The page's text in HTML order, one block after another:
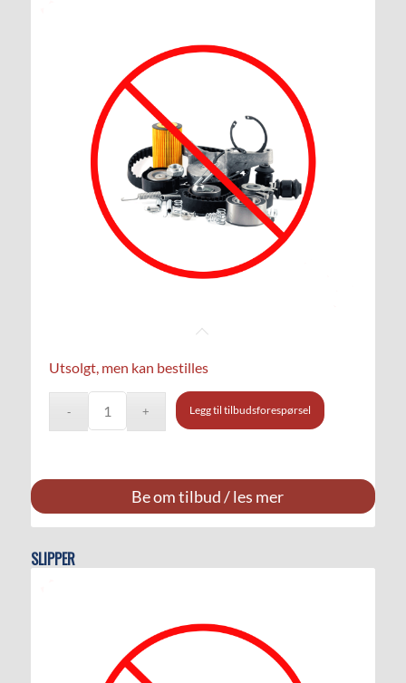
Utsolgt, men kan bestilles
Legg til tilbudsforespørsel
Be om tilbud / les mer
SLIPPER